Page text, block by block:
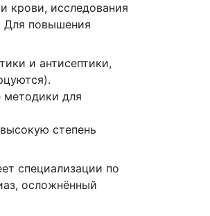
крови, исследования
Для повышения
и антисептики,
для
степень
специализации по
осложнённый